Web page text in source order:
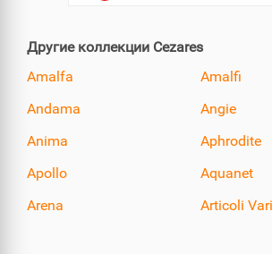
Другие коллекции Cezares
Amalfa
Amalfi
Andama
Angie
Anima
Aphrodite
Apollo
Aquanet
Arena
Articoli Vari